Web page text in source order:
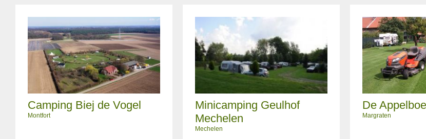
Camping Biej de Vogel
Montfort
Minicamping Geulhof
Mechelen
Mechelen
De
Margraten